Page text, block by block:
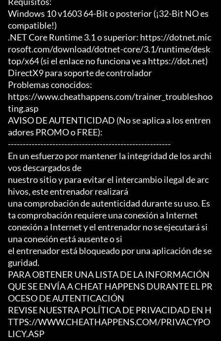
Windows 10 v1603 64-Bit o posterior (¡32-Bit NO es
compatible!)
.NET Core Runtime 3.1 o superior: https://dotnet.mic
rosoft.com/download/dotnet-core/3.1/runtime/desk
top/x64 (si el enlace no funciona ve a https://dot.net)
DirectX9 para soporte de controlador
Problemas conocidos:
https://www.cheathappens.com/trainer_troubleshoo
ting.asp
AVISO DE AUTENTICIDAD (No se aplica a los entren
adores PROMO o FREE):
-------------------------------------------------------
En un esfuerzo por mantener la integridad de los archi
vos descargados de
nuestro sitio y para evitar el intercambio ilegal de arc
hivos, este entrenador realizará
una comprobación de autenticidad durante su uso. Es
ta comprobación requiere una conexión a Internet
conexión a Internet y el entrenador no se ejecutará si
una conexión está ausente o si
el entrenador está bloqueado por una aplicación de se
guridad.
PARA OBTENER UNA LISTA DE LA INFORMACIÓN
QUE SE ENVÍA A CHEAT HAPPENS DURANTE EL PR
OCESO DE AUTENTICACIÓN
REVISE NUESTRA POLÍTICA DE PRIVACIDAD EN H
TTPS://WWW.CHEATHAPPENS.COM/PRIVACYPO
LICY.ASP